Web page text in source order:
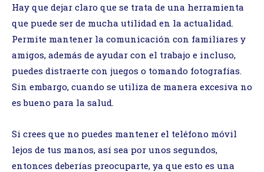
Hay que dejar claro que se trata de una herramienta
que puede ser de mucha utilidad en la actualidad.
Permite mantener la comunicación con familiares y
amigos, además de ayudar con el trabajo e incluso,
puedes distraerte con juegos o tomando fotografías.
Sin embargo, cuando se utiliza de manera excesiva no
es bueno para la salud.
Si crees que no puedes mantener el teléfono móvil
lejos de tus manos, así sea por unos segundos,
entonces deberías preocuparte, ya que esto es una